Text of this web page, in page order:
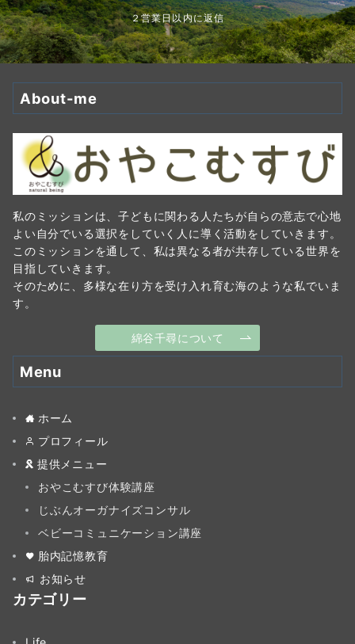
２営業日以内に返信
About-me
私のミッションは、子どもに関わる人たちが自らの意志で心地
よい自分でいる選択をしていく人に導く活動をしていきます。
このミッションを通して、私は異なる者が共存している世界を
目指していきます。
そのために、多様な在り方を受け入れ育む海のような私でいま
す。
綿谷千尋について
Menu
ホーム
プロフィール
提供メニュー
おやこむすび体験講座
じぶんオーガナイズコンサル
ベビーコミュニケーション講座
胎内記憶教育
お知らせ
カテゴリー